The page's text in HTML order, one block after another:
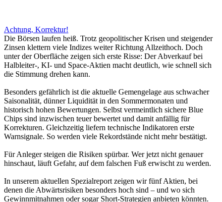
Achtung, Korrektur!
Die Börsen laufen heiß. Trotz geopolitischer Krisen und steigender
Zinsen klettern viele Indizes weiter Richtung Allzeithoch. Doch
unter der Oberfläche zeigen sich erste Risse: Der Abverkauf bei
Halbleiter-, KI- und Space-Aktien macht deutlich, wie schnell sich
die Stimmung drehen kann.
Besonders gefährlich ist die aktuelle Gemengelage aus schwacher
Saisonalität, dünner Liquidität in den Sommermonaten und
historisch hohen Bewertungen. Selbst vermeintlich sichere Blue
Chips sind inzwischen teuer bewertet und damit anfällig für
Korrekturen. Gleichzeitig liefern technische Indikatoren erste
Warnsignale. So werden viele Rekordstände nicht mehr bestätigt.
Für Anleger steigen die Risiken spürbar. Wer jetzt nicht genauer
hinschaut, läuft Gefahr, auf dem falschen Fuß erwischt zu werden.
In unserem aktuellen Spezialreport zeigen wir fünf Aktien, bei
denen die Abwärtsrisiken besonders hoch sind – und wo sich
Gewinnmitnahmen oder sogar Short-Strategien anbieten könnten.